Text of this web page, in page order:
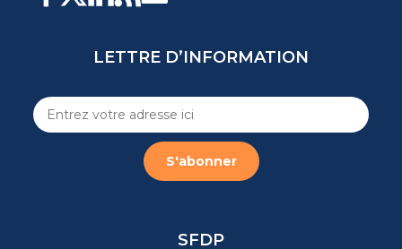
LETTRE D’INFORMATION
SFDP